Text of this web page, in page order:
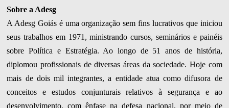
Sobre a Adesg
A Adesg Goiás é uma organização sem fins lucrativos que iniciou
seus trabalhos em 1971, ministrando cursos, seminários e painéis
sobre Política e Estratégia. Ao longo de 51 anos de história,
diplomou profissionais de diversas áreas da sociedade. Hoje com
mais de dois mil integrantes, a entidade atua como difusora de
conceitos e estudos conjunturais relativos à segurança e ao
desenvolvimento, com ênfase na defesa nacional, por meio de